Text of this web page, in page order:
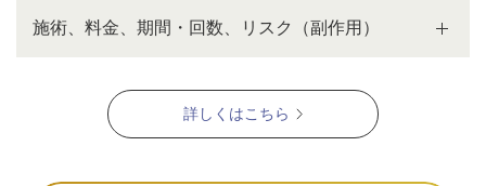
施術、料金、期間・回数、リスク（副作用）
詳しくはこちら